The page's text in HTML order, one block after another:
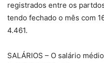
registrados entre os
tendo fechado o mês com
4.461.
SALÁRIOS – O salário